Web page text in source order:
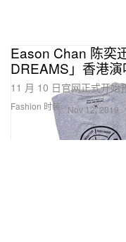
Fashion 时装
Eason Chan 陈奕
DREAMS」香港
11 月 10 日官网正式开始
Nov 12, 2019